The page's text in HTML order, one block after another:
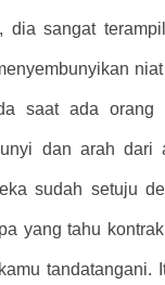
dia sangat
saat ada orang
dan arah dari
sudah setuju
yang tahu
tandatangani.